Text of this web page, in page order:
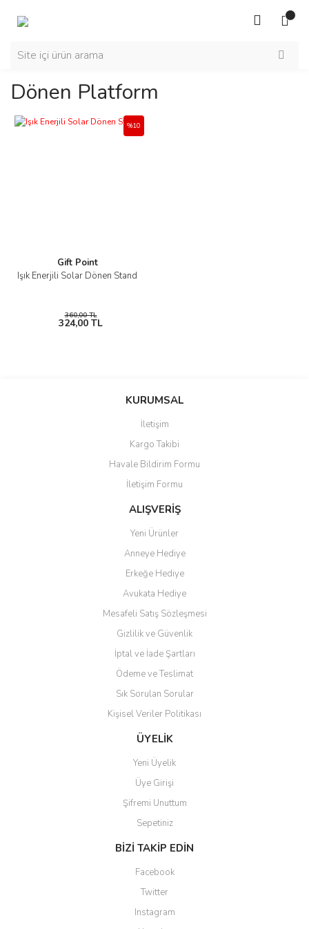
Dönen Platform
Gift Point
Işık Enerjili Solar Dönen Stand
%10
360,00 TL
324,00 TL
KURUMSAL
İletişim
Kargo Takibi
Havale Bildirim Formu
İletişim Formu
ALIŞVERİŞ
Yeni Ürünler
Anneye Hediye
Erkeğe Hediye
Avukata Hediye
Mesafeli Satış Sözleşmesi
Gizlilik ve Güvenlik
İptal ve İade Şartları
Ödeme ve Teslimat
Sık Sorulan Sorular
Kişisel Veriler Politikası
ÜYELİK
Yeni Üyelik
Üye Girişi
Şifremi Unuttum
Sepetiniz
BİZİ TAKİP EDİN
Facebook
Twitter
Instagram